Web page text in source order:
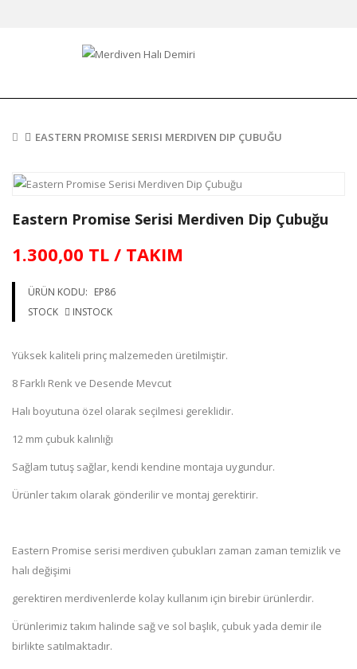
EASTERN PROMISE SERISI MERDIVEN DIP ÇUBUĞU
Eastern Promise Serisi Merdiven Dip Çubuğu
1.300,00 TL / TAKIM
ÜRÜN KODU: EP86
STOCK
INSTOCK
Yüksek kaliteli prinç malzemeden üretilmiştir.
8 Farklı Renk ve Desende Mevcut
Halı boyutuna özel olarak seçilmesi gereklidir.
12 mm çubuk kalınlığı
Sağlam tutuş sağlar, kendi kendine montaja uygundur.
Ürünler takım olarak gönderilir ve montaj gerektirir.
Eastern Promise serisi merdiven çubukları zaman zaman temizlik ve
halı değişimi
gerektiren merdivenlerde kolay kullanım için birebir ürünlerdir.
Ürünlerimiz takım halinde sağ ve sol başlık, çubuk yada demir ile
birlikte satılmaktadır.